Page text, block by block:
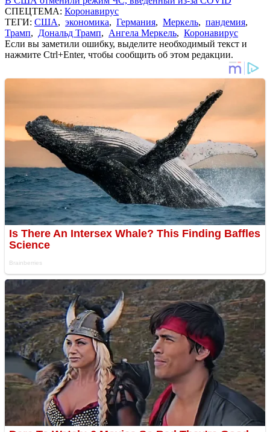
СПЕЦТЕМА: Коронавирус
ТЕГИ: США, экономика, Германия, Меркель, пандемия,
Трамп, Дональд Трамп, Ангела Меркель, Коронавирус
Если вы заметили ошибку, выделите необходимый текст и
нажмите Ctrl+Enter, чтобы сообщить об этом редакции.